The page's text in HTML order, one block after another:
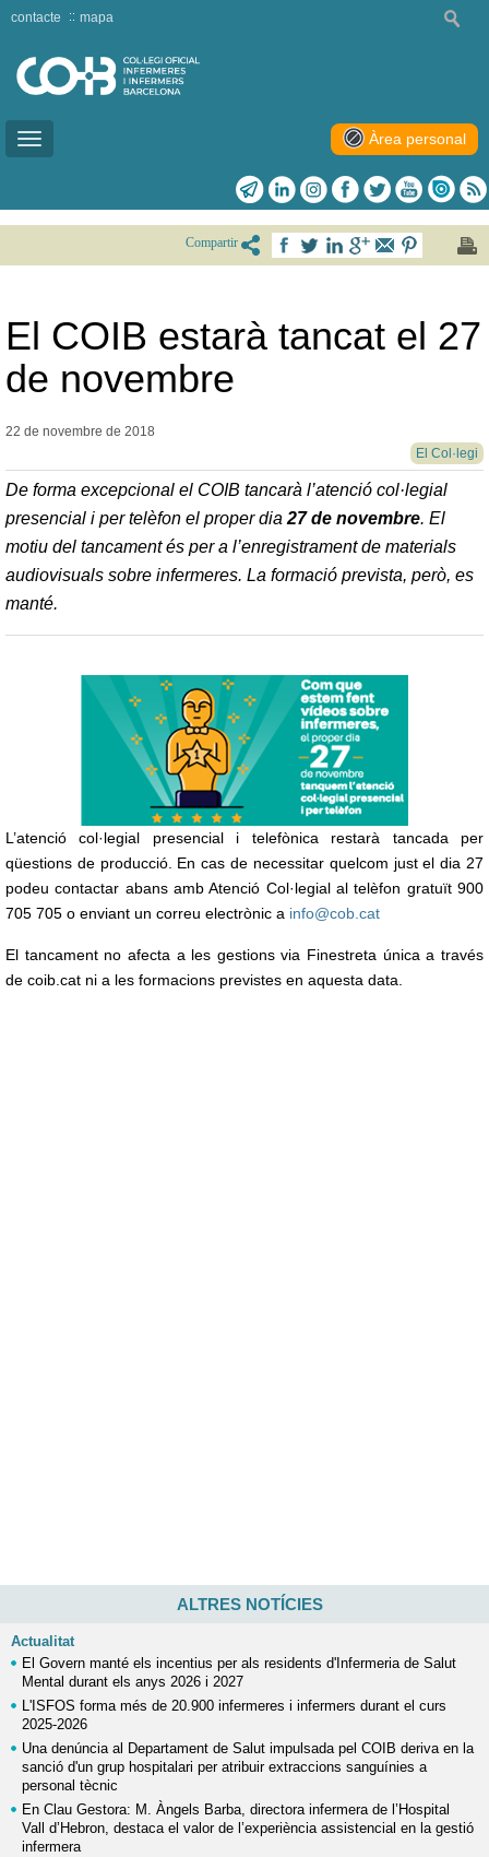
Toggle
contacte mapa
Àrea personal
Compartir
El COIB estarà tancat el 27
de novembre
22 de novembre de 2018
El Col·legi
De forma excepcional el COIB tancarà l’atenció col·legial
presencial i per telèfon el proper dia27 de novembre. El
motiu del tancament és per a l’enregistrament de materials
audiovisuals sobre infermeres. La formació prevista, però, es
manté.
L’atenció col·legial presencial i telefònica restarà tancada per
qüestions de producció. En cas de necessitar quelcom just el dia 27
podeu contactar abans amb Atenció Col·legial al telèfon gratuït 900
705 705 o enviant un correu electrònic a info@cob.cat
El tancament no afecta a les gestions via Finestreta única a través
de coib.cat ni a les formacions previstes en aquesta data.
ALTRES NOTÍCIES
Actualitat
El Govern manté els incentius per als residents d'Infermeria de Salut
Mental durant els anys 2026 i 2027
L'ISFOS forma més de 20.900 infermeres i infermers durant el curs
2025-2026
Una denúncia al Departament de Salut impulsada pel COIB deriva en la
sanció d'un grup hospitalari per atribuir extraccions sanguínies a
personal tècnic
En Clau Gestora: M. Àngels Barba, directora infermera de l’Hospital
Vall d’Hebron, destaca el valor de l’experiència assistencial en la gestió
infermera